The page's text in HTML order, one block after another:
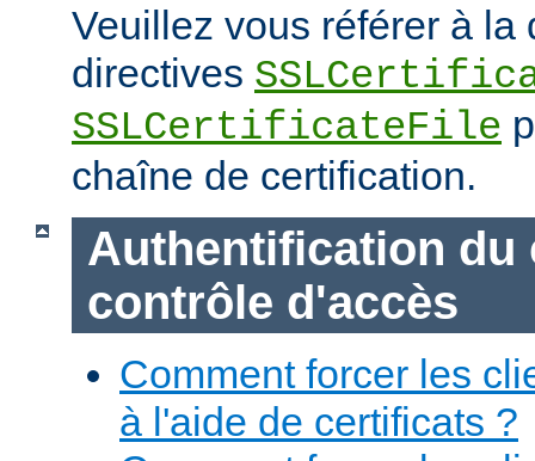
Veuillez vous référer à la
directives
SSLCertificateFile
chaîne de certification.
Authentification du
contrôle d'accès
Comment forcer les
à l'aide de certificats ?